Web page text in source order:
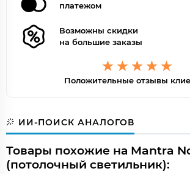
платежом
Возможны скидки
на большие заказы
Положительные отзывы
ИИ-ПОИСК АНАЛОГОВ
Товары похожие на Mantra
(потолочный светильник):